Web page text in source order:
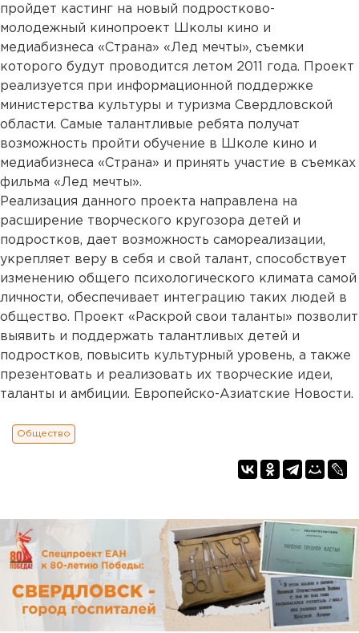
пройдет кастинг на новый подростково-
молодежный кинопроект Школы кино и
медиабизнеса «Страна» «Лед мечты», съемки
которого будут проводится летом 2011 года. Проект
реализуется при информационной поддержке
министерства культуры и туризма Свердловской
области. Самые талантливые ребята получат
возможность пройти обучение в Школе кино и
медиабизнеса «Страна» и принять участие в съемках
фильма «Лед мечты».
Реализация данного проекта направлена на
расширение творческого кругозора детей и
подростков, дает возможность самореализации,
укрепляет веру в себя и свой талант, способствует
изменению общего психологического климата самой
личности, обеспечивает интеграцию таких людей в
общество. Проект «Раскрой свои таланты» позволит
выявить и поддержать талантливых детей и
подростков, повысить культурный уровень, а также
презентовать и реализовать их творческие идеи,
таланты и амбиции. Европейско-Азиатские Новости.
Общество